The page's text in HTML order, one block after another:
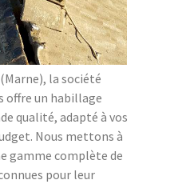
la société
offre un habillage
qualité, adapté à vos
Nous mettons à
gamme complète de
pour leur